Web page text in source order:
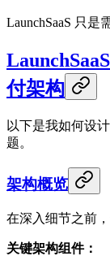
LaunchSaaS 只是
付架构
以下是我如何设
题。
架构概览
在深入细节之前，
关键架构组件：